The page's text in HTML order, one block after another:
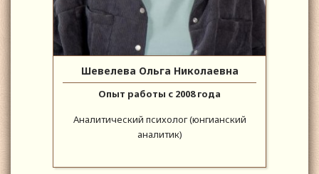
Шевелева Ольга Николаевна
Опыт работы с 2008 года
Аналитический психолог (юнгианский
аналитик)